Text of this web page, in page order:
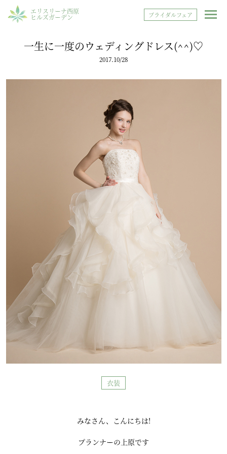
エリスリーナ西原
ヒルズガーデン ブライダルフェア
一生に一度のウェディングドレス(^^)♡
2017.10/28
衣装
みなさん、こんにちは!
プランナーの上原です